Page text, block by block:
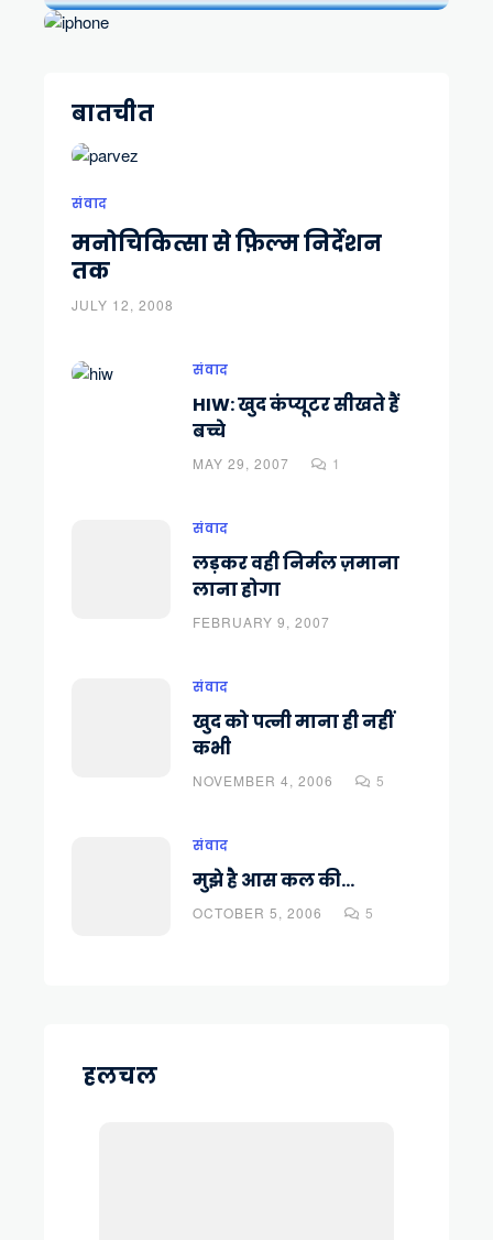
बातचीत
संवाद
मनोचिकित्सा से फ़िल्म निर्देशन
तक
JULY 12, 2008
संवाद
HIW: खुद कंप्यूटर सीखते हैं
बच्चे
MAY 29, 2007 1
संवाद
लड़कर वही निर्मल ज़माना
लाना होगा
FEBRUARY 9, 2007
संवाद
खुद को पत्नी माना ही नहीं
कभी
NOVEMBER 4, 2006 5
संवाद
मुझे है आस कल की…
OCTOBER 5, 2006 5
हलचल